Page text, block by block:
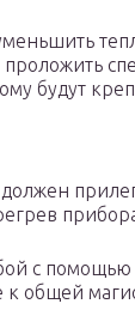
будут
с
к общей